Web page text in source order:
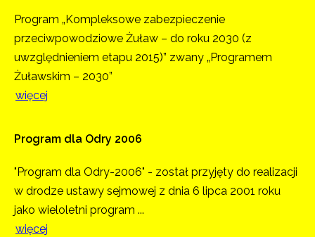
Program „Kompleksowe zabezpieczenie
przeciwpowodziowe Żuław – do roku 2030 (z
uwzględnieniem etapu 2015)” zwany „Programem
Żuławskim – 2030”
więcej
Program dla Odry 2006
"Program dla Odry-2006" - został przyjęty do realizacji
w drodze ustawy sejmowej z dnia 6 lipca 2001 roku
jako wieloletni program ...
więcej